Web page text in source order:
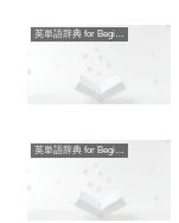
英単語辞典 for Beginners
英単語辞典 for Beginners